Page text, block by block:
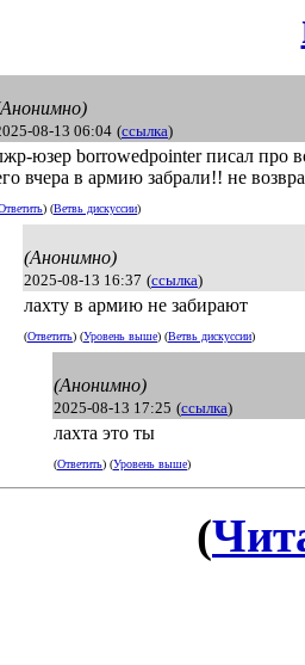
08-13 06:04 (ссылка)
юзер borrowedpointer писал про
вчера в армию забрали!! не
) (Ветвь дискуссии)
(Анонимно)
2025-08-13 16:37 (ссылка)
лахту в армию не забирают
(Ответить) (Уровень выше) (Ветвь дискуссии)
(Анонимно)
2025-08-13 17:25 (ссылка)
лахта это ты
(Ответить) (Уровень выше)
(